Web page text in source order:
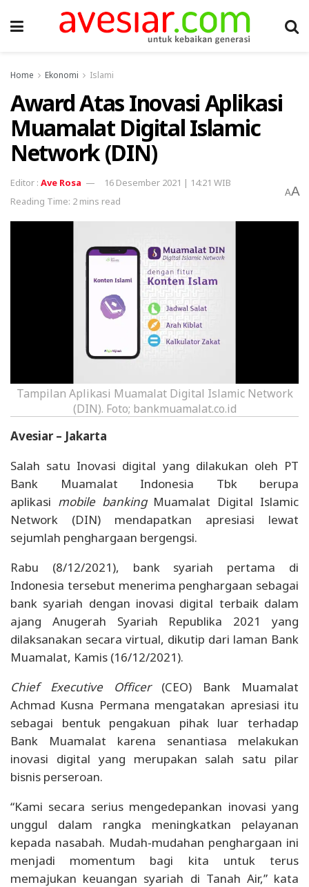
Home Ekonomi Islami
Award Atas Inovasi Aplikasi
Muamalat Digital Islamic
Network (DIN)
Ave Rosa
16 Desember 2021 | 14:21 WIB
Reading Time: 2 mins read
AA
Tampilan Aplikasi Muamalat Digital Islamic Network
(DIN). Foto; bankmuamalat.co.id
Avesiar – Jakarta
Salah satu Inovasi digital yang dilakukan oleh PT
Bank Muamalat Indonesia Tbk berupa
aplikasi mobile bankingMuamalat Digital Islamic
Network (DIN) mendapatkan apresiasi lewat
sejumlah penghargaan bergengsi.
Rabu (8/12/2021), bank syariah pertama di
Indonesia tersebut menerima penghargaan sebagai
bank syariah dengan inovasi digital terbaik dalam
ajang Anugerah Syariah Republika 2021 yang
dilaksanakan secara virtual, dikutip dari laman Bank
Muamalat, Kamis (16/12/2021).
Chief Executive Officer(CEO) Bank Muamalat
Achmad Kusna Permana mengatakan apresiasi itu
sebagai bentuk pengakuan pihak luar terhadap
Bank Muamalat karena senantiasa melakukan
inovasi digital yang merupakan salah satu pilar
bisnis perseroan.
“Kami secara serius mengedepankan inovasi yang
unggul dalam rangka meningkatkan pelayanan
kepada nasabah. Mudah-mudahan penghargaan ini
menjadi momentum bagi kita untuk terus
memajukan keuangan syariah di Tanah Air,” kata